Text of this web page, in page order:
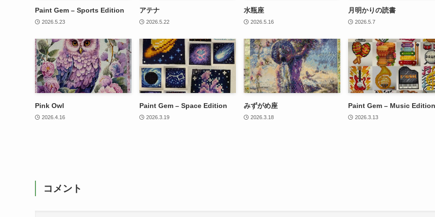
Paint Gem – Sports Edition
2026.5.23
アテナ
2026.5.22
水瓶座
2026.5.16
月明かりの読書
2026.5.7
Pink Owl
2026.4.16
Paint Gem – Space Edition
2026.3.19
みずがめ座
2026.3.18
Paint Gem – Music Edition
2026.3.13
コメント